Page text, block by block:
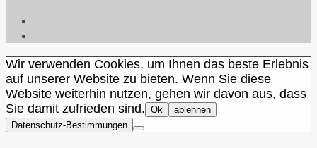
Wir verwenden Cookies, um Ihnen das beste Erlebnis
auf unserer Website zu bieten. Wenn Sie diese
Website weiterhin nutzen, gehen wir davon aus, dass
Sie damit zufrieden sind. Ok
ablehnen
Datenschutz-Bestimmungen